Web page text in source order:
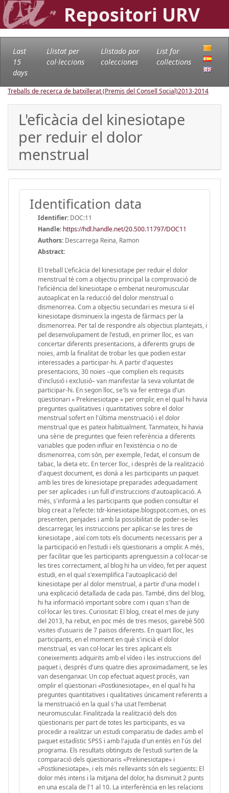
Repositori URV
Last
15
days
Llistat per
col·leccions
Llistado por
colecciones
List for
collections
Treballs de recerca de batxillerat (Premis del Consell Social)2013-2014
L'eficàcia del kinesiotape
per reduir el dolor
menstrual
Identification data
Identifier: DOC:11
Handle: https://hdl.handle.net/20.500.11797/DOC11
Authors: Descarrega Reina, Ramon
Abstract:
El treball L'eficàcia del kinesiotape per reduir el dolor
menstrual té com a objectiu principal la comprovació de
l'eficiència del kinesiotape o embenat neuromuscular
autoaplicat en la reducció del dolor menstrual o
dismenorrea. Com a objectiu secundari es mesura si el
kinesiotape disminueix la ingesta de fàrmacs per la
dismenorrea. Per tal de respondre als objectius plantejats, i
pel desenvolupament de l'estudi, en primer lloc, es van
concertar diferents presentacions, a diferents grups de
noies, amb la finalitat de trobar les que podien estar
interessades a participar-hi. A partir d'aquestes
presentacions, 30 noies –que complien els requisits
d'inclusió i exclusió– van manifestar la seva voluntat de
participar-hi. En segon lloc, se'ls va fer entrega d'un
qüestionari « Prekinesiotape » per omplir, en el qual hi havia
preguntes qualitatives i quantitatives sobre el dolor
menstrual sofert en l'última menstruació i el dolor
menstrual que es pateix habitualment. Tanmateix, hi havia
una sèrie de preguntes que feien referència a diferents
variables que poden influir en l'existència o no de
dismenorrea, com són, per exemple, l'edat, el consum de
tabac, la dieta etc. En tercer lloc, i després de la realització
d'aquest document, es donà a les participants un paquet
amb les tires de kinesiotape preparades adequadament
per ser aplicades i un full d'instruccions d'autoaplicació. A
més, s'informà a les participants que podien consultar el
blog creat a l'efecte: tdr-kinesiotape.blogspot.com.es, on es
presenten, penjades i amb la possibilitat de poder-se-les
descarregar, les instruccions per aplicar-se les tires de
kinesiotape , així com tots els documents necessaris per a
la participació en l'estudi i els qüestionaris a omplir. A més,
per facilitar que les participants aprenguessin a col·locar-se
les tires correctament, al blog hi ha un vídeo, fet per aquest
estudi, en el qual s'exemplifica l'autoaplicació del
kinesiotape per al dolor menstrual, a partir d'una model i
una explicació detallada de cada pas. També, dins del blog,
hi ha informació important sobre com i quan s'han de
col·locar les tires. Curiositat: El blog, creat el mes de juny
del 2013, ha rebut, en poc més de tres mesos, gairebé 500
visites d'usuaris de 7 països diferents. En quart lloc, les
participants, en el moment en què s'inicià el dolor
menstrual, es van col·locar les tires aplicant els
coneixements adquirits amb el vídeo i les instruccions del
paquet i, després d'uns quatre dies aproximadament, se les
van desenganxar. Un cop efectuat aquest procés, van
omplir el qüestionari «Postkinesiotape», en el qual hi ha
preguntes quantitatives i qualitatives únicament referents a
la menstruació en la qual s'ha usat l'embenat
neuromuscular. Finalitzada la realització dels dos
qüestionaris per part de totes les participants, es va
procedir a realitzar un estudi comparatiu de dades amb el
paquet estadístic SPSS i amb l'ajuda d'un entès en l'ús del
programa. Els resultats obtinguts de l'estudi surten de la
comparació dels qüestionaris «Prekinesiotape» i
«Postkinesiotape», i els més rellevants són els següents: El
dolor més intens i la mitjana del dolor, ha disminuït 2 punts
en una escala de l'1 al 10. La interferència en les relacions